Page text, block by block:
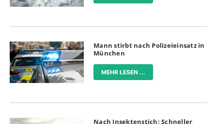
Mann stirbt nach Polizeieinsatz in
München
MEHR LESEN ...
Nach Insektenstich: Schneller